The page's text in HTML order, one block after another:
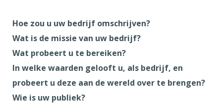
Hoe zou u uw bedrijf omschrijven?
Wat is de missie van uw bedrijf?
Wat probeert u te bereiken?
In welke waarden gelooft u, als bedrijf, en
probeert u deze aan de wereld over te brengen?
Wie is uw publiek?